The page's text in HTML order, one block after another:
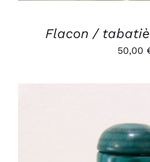
Flacon /
50,00